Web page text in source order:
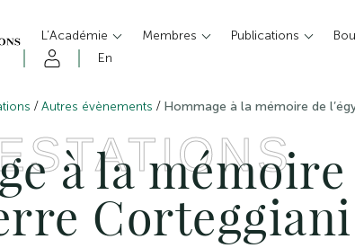
L’Académie Membres Publications
En
/Autres évènements / Hommage à la mémoire de
à la
Corteggiani